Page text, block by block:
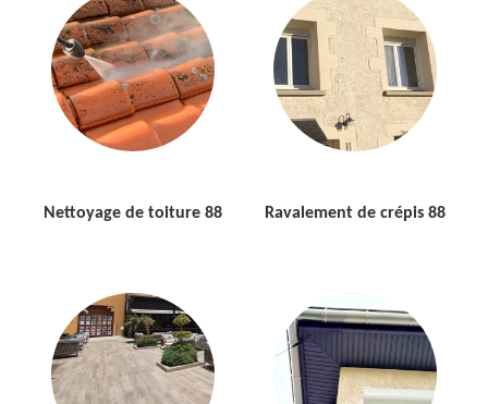
Nettoyage de toiture 88 Ravalement de crépis 88